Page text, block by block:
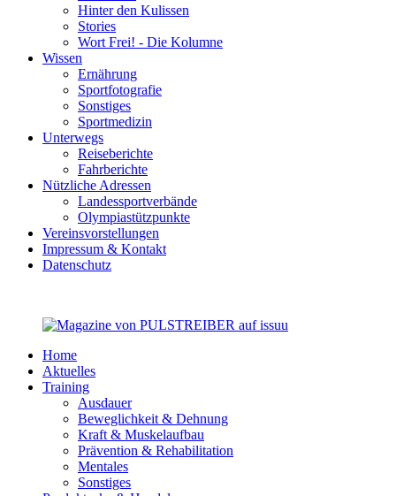
Hinter den Kulissen
Stories
Wort Frei! - Die Kolumne
Wissen
Ernährung
Sportfotografie
Sonstiges
Sportmedizin
Unterwegs
Reiseberichte
Fahrberichte
Nützliche Adressen
Landessportverbände
Olympiastützpunkte
Vereinsvorstellungen
Impressum & Kontakt
Datenschutz
Home
Aktuelles
Training
Ausdauer
Beweglichkeit & Dehnung
Kraft & Muskelaufbau
Prävention & Rehabilitation
Mentales
Sonstiges